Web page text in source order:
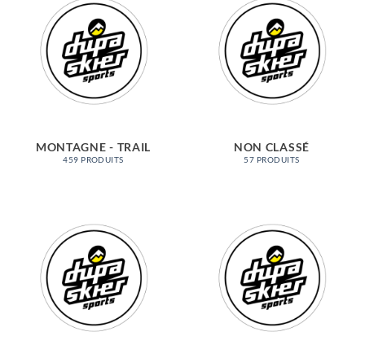
MONTAGNE - TRAIL
459 PRODUITS
NON CLASSÉ
57 PRODUITS